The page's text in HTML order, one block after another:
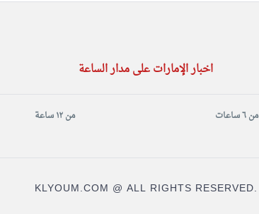
اخبار الإمارات على مدار الساعة
من ٦ ساعات من ١٢ ساعة
KLYOUM.COM @ ALL RIGHTS RESERVED.